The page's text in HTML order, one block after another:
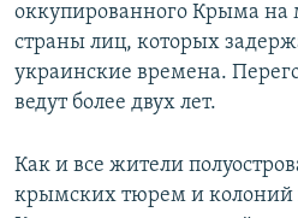
оккупированного Крыма на
страны лиц, которых
украинские времена.
ведут более двух лет.
Как и все жители
крымских тюрем и колоний